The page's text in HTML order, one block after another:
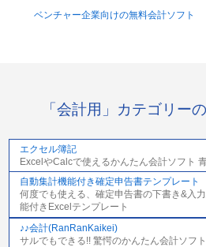
ベンチャー企業向けの無料会計ソフト
「会計用」カテゴリー
エクセル簿記
ExcelやCalcで使えるかんたん会計ソフト
自動集計機能付き確定申告書テンプレート
何度でも使える、確定申告書の下書き&入
能付きExcelテンプレート
♪♪会計(RanRanKaikei)
サルでもできる!! 驚愕のかんたん会計ソフト